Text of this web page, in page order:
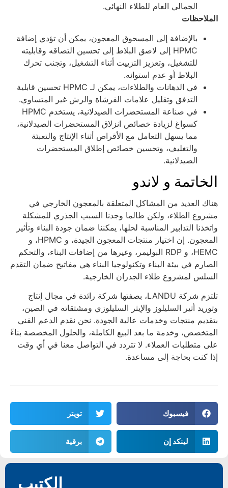
الجمالي العام للطلاء النهائي.
بالإضافة إلى المسحوق المعجون، يمكن أن تؤدي إضافة
HPMC إلى لاصق البلاط إلى تحسين التصاقه وقابليته
للتشغيل، وتعزيز التزييت أثناء التشغيل، وتجنب تحرك
البلاط أو عدم استوائه.
في الدهانات والطلاءات، يمكن لـ HPMC تحسين قابلية
التدفق وتقليل علامات الفرشاة والرش غير المتساوي.
في صناعة المستحضرات الصيدلانية، يستخدم HPMC
كسواغ لزيادة خصائص انزلاق المستحضرات الصيدلانية،
مما يسهل التعامل مع الأقراص أثناء الإنتاج والتعبئة
والتغليف، وتحسين خصائص إطلاق المستحضرات
الصيدلانية.
و لاندو
العديد من المشاكل المتعلقة بالمعجون الخارجي في
الطلاء، ولكن طالما وجدنا السبب الجذري للمشكلة
التدابير المناسبة لحلها، يمكننا ضمان جودة البناء وتأثير
المعجون. إن اختيار منتجات المعجون الجيدة، و HPMC، و
HEMC، و RDP البوليمر، وغيرها من إضافات البناء، والتحكم
في بيئة البناء وتكنولوجيا البناء هي مفاتيح ضمان التقدم
لمشروع طلاء الجدران الخارجية.
تلتزم شركة LANDU، بصفتها شركة رائدة في مجال إنتاج
أثير السليلوز والإيثر السليلوزي ومشتقاته في الصين،
منتجات وخدمات عالية الجودة. نحن نقدم الدعم الفني
وخدمة ما بعد البيع الكاملة، والحلول المخصصة بناءً
متطلبات العملاء. لا تتردد في التواصل معنا في أي وقت
كنت بحاجة إلى مساعدة.
فيسبوك تويتر
لينكد إن برقية
الكتيب